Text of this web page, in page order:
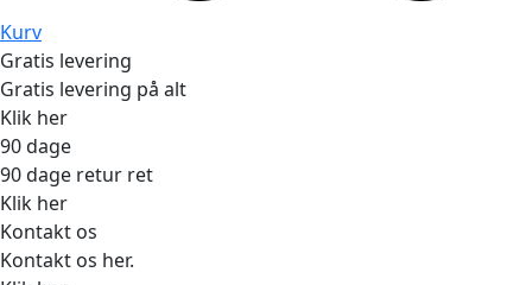
Kurv
Gratis levering
Gratis levering på alt
Klik her
90 dage
90 dage retur ret
Klik her
Kontakt os
Kontakt os her.